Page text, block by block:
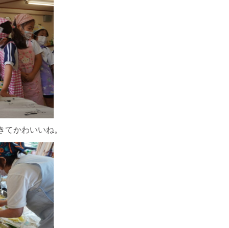
かわいいね。